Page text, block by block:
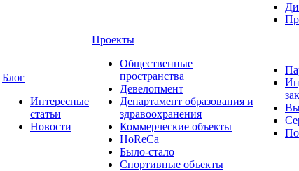
Блог
Интересные
статьи
Новости
Проекты
Общественные
пространства
Девелопмент
Департамент образования и
здравоохранения
Коммерческие объекты
HoReCa
Было-стало
Спортивные объекты